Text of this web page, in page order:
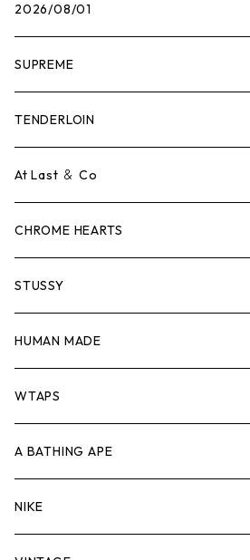
2026/08/01
SUPREME
Tシャツ
ロンTEE
スウェット/ニット
シャツ
ジャケット
パンツ
キャップ・ハット
バッグ
TENDERLOIN
Tシャツ
ロンTEE
スウェット/ニット
シャツ
ジャケット
パンツ
キャップ・ハット
At Last ＆ Co
Tシャツ
ロンTEE
スウェット/ニット
シャツ
ジャケット
パンツ
CHROME HEARTS
Tシャツ
ロンTEE
スウェット/ニット
シャツ
ジャケット
STUSSY
Tシャツ
ロンTEE
スウェット/ニット
シャツ
HUMAN MADE
Tシャツ
ロンT
スウェット/ニット
WTAPS
Tシャツ
ロンTEE
A BATHING APE
Tシャツ
NIKE